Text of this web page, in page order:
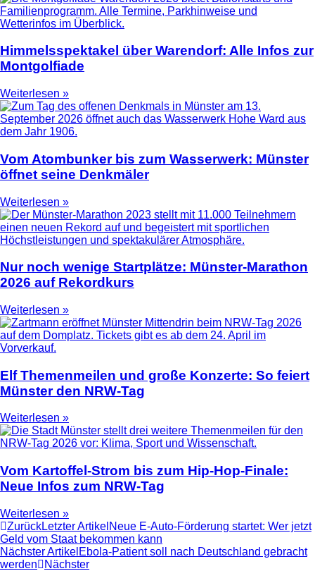
Himmelsspektakel über Warendorf: Alle Infos zur
Montgolfiade
Weiterlesen »
Vom Atombunker bis zum Wasserwerk: Münster
öffnet seine Denkmäler
Weiterlesen »
Nur noch wenige Startplätze: Münster-Marathon
2026 auf Rekordkurs
Weiterlesen »
Elf Themenmeilen und große Konzerte: So feiert
Münster den NRW-Tag
Weiterlesen »
Vom Kartoffel-Strom bis zum Hip-Hop-Finale:
Neue Infos zum NRW-Tag
Weiterlesen »
ZurückLetzter Artikel Neue E-Auto-Förderung startet: Wer jetzt
Geld vom Staat bekommen kann
Nächster Artikel Ebola-Patient soll nach Deutschland gebracht
werden
Nächster